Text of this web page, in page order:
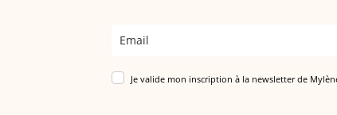
Je valide mon inscription à la newsletter de